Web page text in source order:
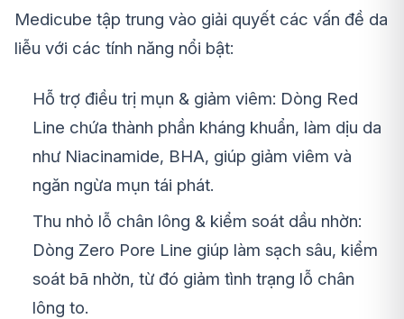
Medicube tập trung vào giải quyết các vấn đề da
liễu với các tính năng nổi bật:
Hỗ trợ điều trị mụn & giảm viêm: Dòng Red
Line chứa thành phần kháng khuẩn, làm dịu da
như Niacinamide, BHA, giúp giảm viêm và
ngăn ngừa mụn tái phát.
Thu nhỏ lỗ chân lông & kiểm soát dầu nhờn:
Dòng Zero Pore Line giúp làm sạch sâu, kiểm
soát bã nhờn, từ đó giảm tình trạng lỗ chân
lông to.